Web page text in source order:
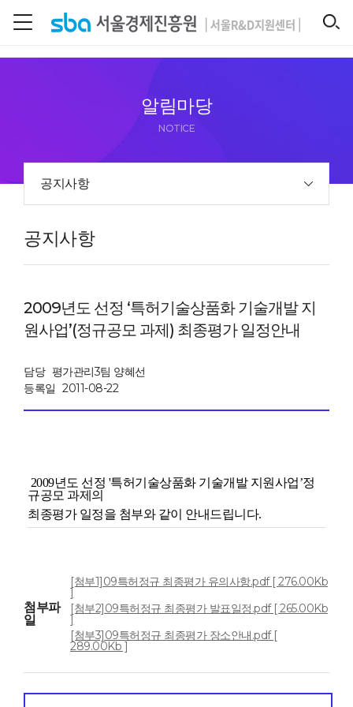
알림마당
NOTICE
공지사항
공지사항
2009년도 선정 ‘특허기술상품화 기술개발 지
원사업’(정규공모 과제) 최종평가 일정안내
담당 평가관리3팀 양혜선
등록일 2011-08-22
2009년도 선정 '특허기술상품화 기술개발 지원사업’정
규공모 과제의
최종평가 일정을 첨부와 같이 안내드립니다.
첨부파
일
[첨부1]09특허정규 최종평가 유의사항.pdf [ 276.00Kb
]
[첨부2]09특허정규 최종평가 발표일정.pdf [ 265.00Kb
]
[첨부3]09특허정규 최종평가 장소안내.pdf [
289.00Kb ]